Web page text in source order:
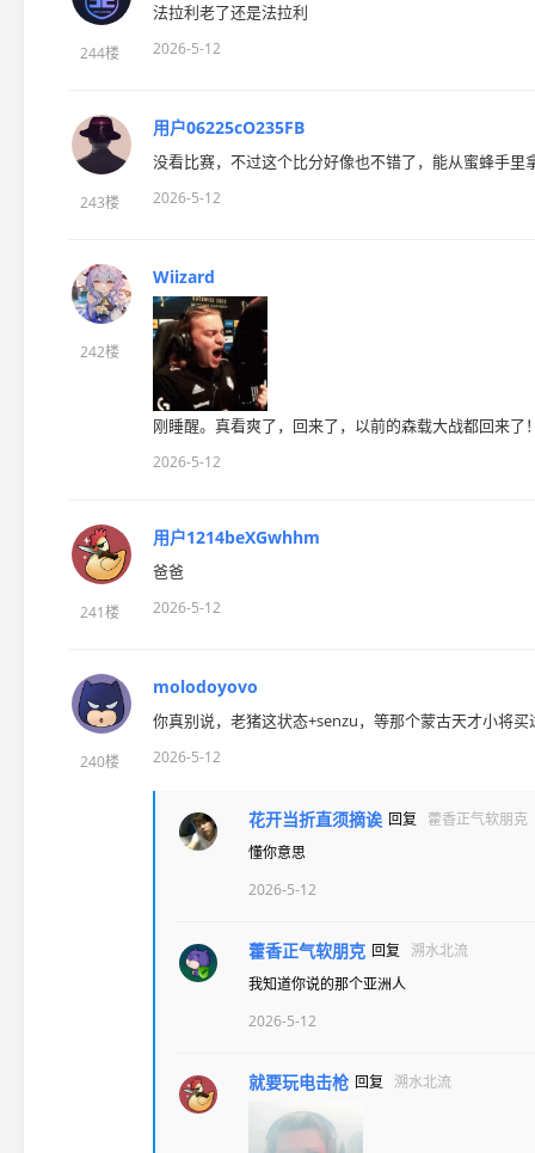
244楼
法拉利老了还是法拉利
2026-5-12
243楼
用户06225cO235FB
没看比赛，不过这个比分好像也不错了，能从蜜蜂手里
2026-5-12
242楼
Wiizard
刚睡醒。真看爽了，回来了，以前的森载大战都回来了
2026-5-12
241楼
用户1214beXGwhhm
爸爸
2026-5-12
240楼
molodoyovo
你真别说，老猪这状态+senzu，等那个蒙古天才小将
2026-5-12
花开当折直须摘诶 回复
藿香正气软朋克
懂你意思
2026-5-12
藿香正气软朋克 回复
溯水北流
我知道你说的那个亚洲人
2026-5-12
就要玩电击枪 回复 溯水北流